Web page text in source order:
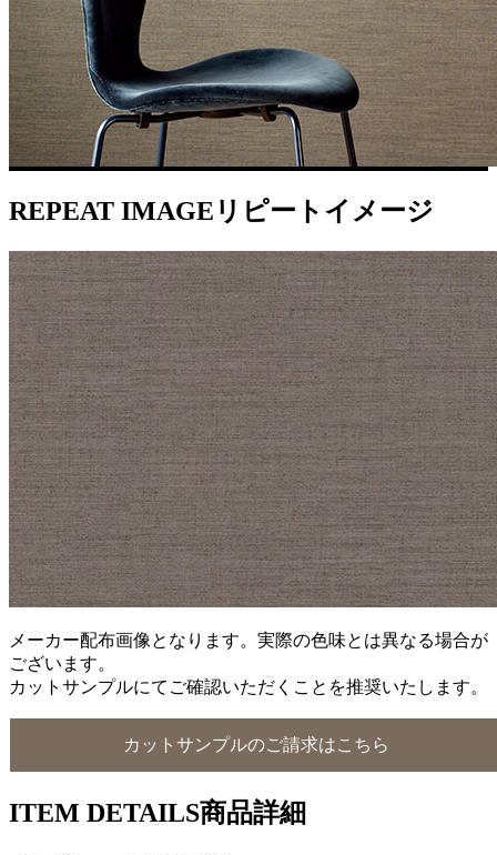
REPEAT IMAGE リピートイメージ
メーカー配布画像となります。実際の色味とは異なる場合が
ございます。
カットサンプルにてご確認いただくことを推奨いたします。
カットサンプルのご請求はこちら
ITEM DETAILS商品詳細